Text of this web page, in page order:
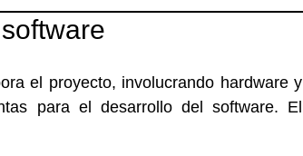
el proyecto, involucrando hardware y
para el desarrollo del software. El